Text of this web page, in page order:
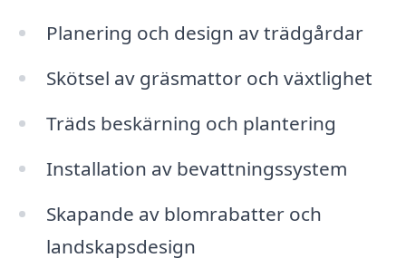
Planering och design av trädgårdar
Skötsel av gräsmattor och växtlighet
Träds beskärning och plantering
Installation av bevattningssystem
Skapande av blomrabatter och
landskapsdesign